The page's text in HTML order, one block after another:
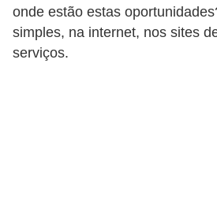
onde estão estas
simples, na internet, nos sites
serviços.
n
t
a